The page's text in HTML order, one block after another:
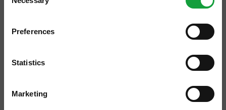
Selection
Preferences
Statistics
Marketing
suoi genitori, Alceste e Albina. Perché?
Perché chi è nato in un territorio felice non